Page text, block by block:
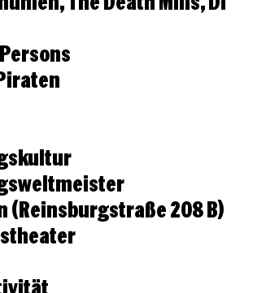
(Reinsburgstraße 208 B)